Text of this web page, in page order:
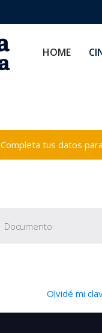
HOME
Completa tus datos
Olvidé mi